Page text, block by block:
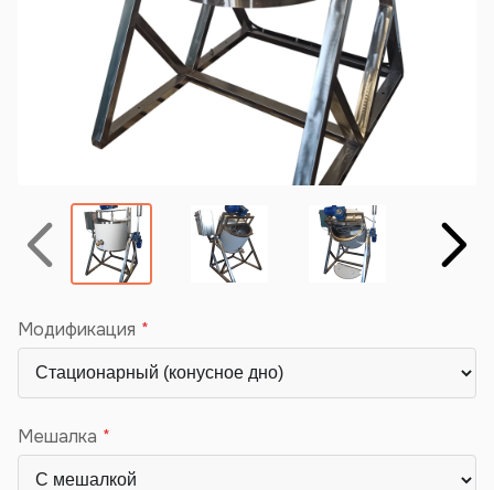
Назад Вперёд
Модификация
Мешалка